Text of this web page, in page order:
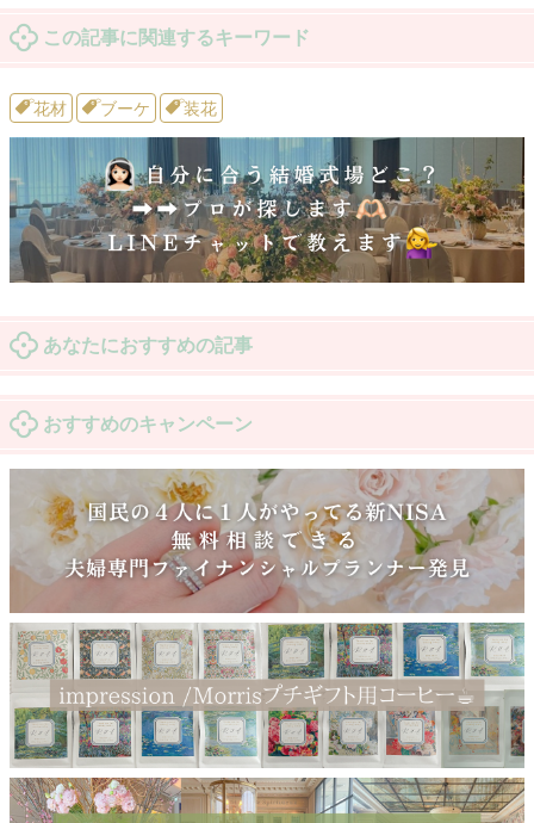
この記事に関連するキーワード
花材 ブーケ 装花
あなたにおすすめの記事
おすすめのキャンペーン